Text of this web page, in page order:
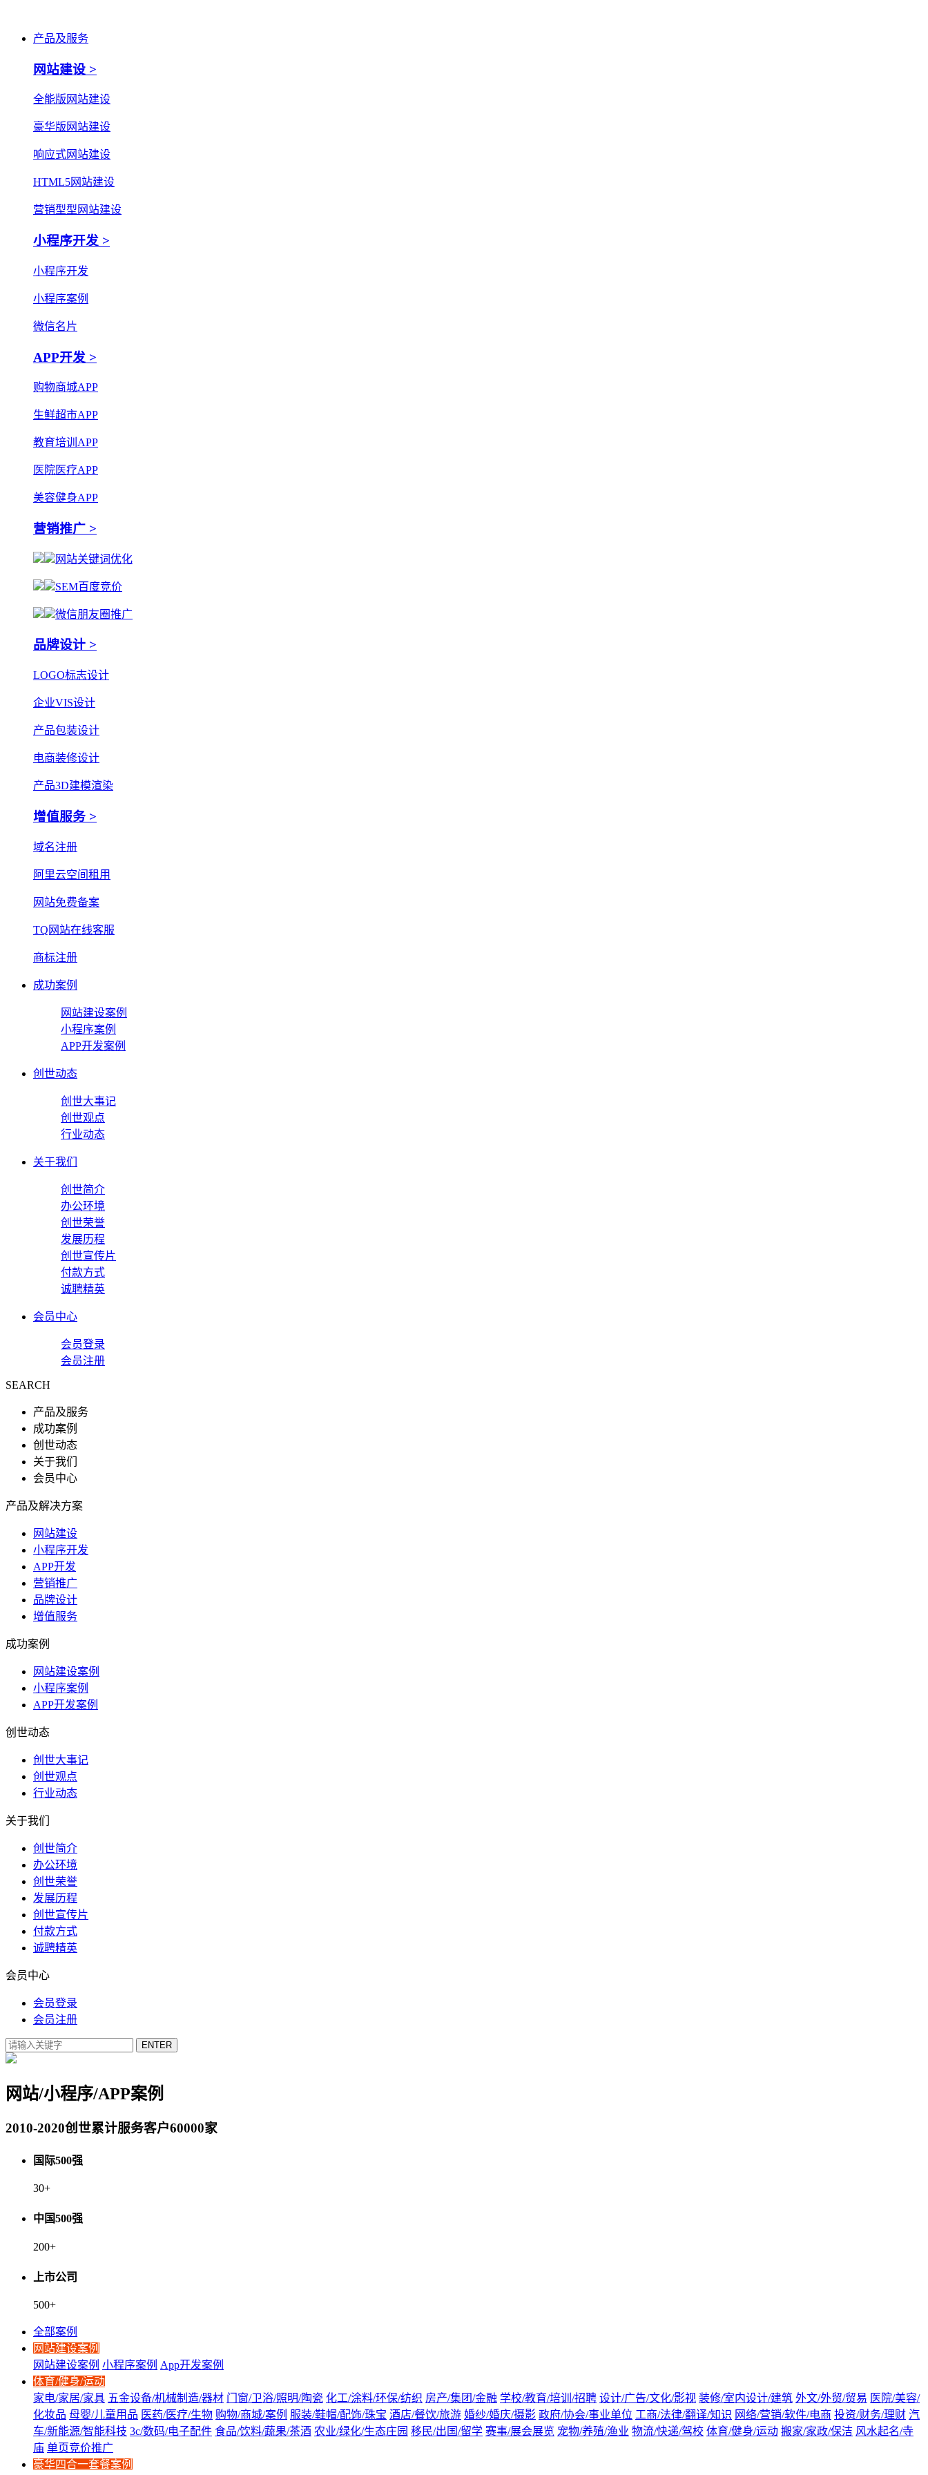
产品及服务
网站建设 >
全能版网站建设
豪华版网站建设
响应式网站建设
HTML5网站建设
营销型型网站建设
小程序开发 >
小程序开发
小程序案例
微信名片
APP开发 >
购物商城APP
生鲜超市APP
教育培训APP
医院医疗APP
美容健身APP
营销推广 >
网站关键词优化
SEM百度竞价
微信朋友圈推广
品牌设计 >
LOGO标志设计
企业VIS设计
产品包装设计
电商装修设计
产品3D建模渲染
增值服务 >
域名注册
阿里云空间租用
网站免费备案
TQ网站在线客服
商标注册
成功案例
网站建设案例
小程序案例
APP开发案例
创世动态
创世大事记
创世观点
行业动态
关于我们
创世简介
办公环境
创世荣誉
发展历程
创世宣传片
付款方式
诚聘精英
会员中心
会员登录
会员注册
SEARCH
产品及服务
成功案例
创世动态
关于我们
会员中心
产品及解决方案
网站建设
小程序开发
APP开发
营销推广
品牌设计
增值服务
成功案例
网站建设案例
小程序案例
APP开发案例
创世动态
创世大事记
创世观点
行业动态
关于我们
创世简介
办公环境
创世荣誉
发展历程
创世宣传片
付款方式
诚聘精英
会员中心
会员登录
会员注册
网站/小程序/APP案例
2010-2020创世累计服务客户60000家
国际500强
30+
中国500强
200+
上市公司
500+
全部案例
网站建设案例
网站建设案例 小程序案例 App开发案例
体育/健身/运动
家电/家居/家具 五金设备/机械制造/器材 门窗/卫浴/照明/陶瓷 化工/涂料/环保/纺织 房产/集团/金融 学校/教育/培训/招聘 设计/广告/文化/影视 装修/室内设计/建筑 外文/外贸/贸易 医院/美容/
化妆品 母婴/儿童用品 医药/医疗/生物 购物/商城/案例 服装/鞋帽/配饰/珠宝 酒店/餐饮/旅游 婚纱/婚庆/摄影 政府/协会/事业单位 工商/法律/翻译/知识 网络/营销/软件/电商 投资/财务/理财 汽
车/新能源/智能科技 3c/数码/电子配件 食品/饮料/蔬果/茶酒 农业/绿化/生态庄园 移民/出国/留学 赛事/展会展览 宠物/养殖/渔业 物流/快递/驾校 体育/健身/运动 搬家/家政/保洁 风水起名/寺
庙 单页竞价推广
豪华四合一套餐案例